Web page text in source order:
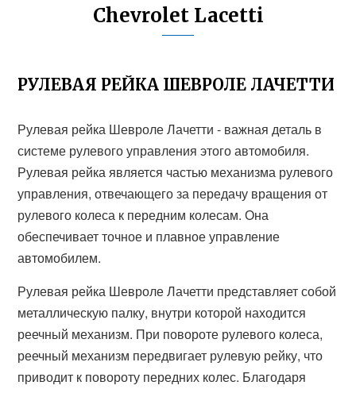
Chevrolet Lacetti
РУЛЕВАЯ РЕЙКА ШЕВРОЛЕ ЛАЧЕТТИ
Рулевая рейка Шевроле Лачетти - важная деталь в
системе рулевого управления этого автомобиля.
Рулевая рейка является частью механизма рулевого
управления, отвечающего за передачу вращения от
рулевого колеса к передним колесам. Она
обеспечивает точное и плавное управление
автомобилем.
Рулевая рейка Шевроле Лачетти представляет собой
металлическую палку, внутри которой находится
реечный механизм. При повороте рулевого колеса,
реечный механизм передвигает рулевую рейку, что
приводит к повороту передних колес. Благодаря